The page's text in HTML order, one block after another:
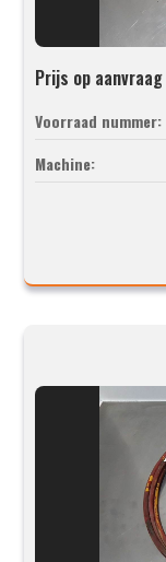
Prijs op aanvraag
Voorraad nummer:
Machine: